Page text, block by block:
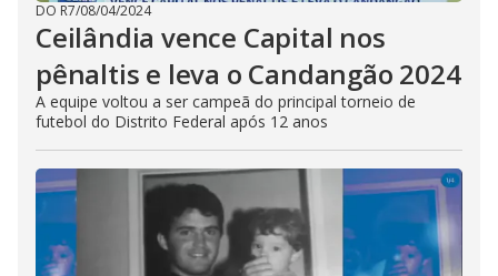
DO R7/08/04/2024
Ceilândia vence Capital nos
pênaltis e leva o Candangão 2024
A equipe voltou a ser campeã do principal torneio de
futebol do Distrito Federal após 12 anos